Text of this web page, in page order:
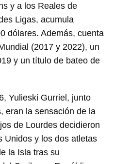
y a los Reales de
Ligas, acumula
dólares. Además, cuenta
(2017 y 2022), un
y un título de bateo de
Yulieski Gurriel, junto
eran la sensación de la
de Lourdes decidieron
Unidos y los dos atletas
la Isla tras su